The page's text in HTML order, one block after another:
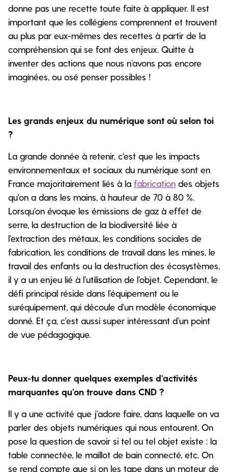
donne pas une recette toute faite à appliquer. Il est
important que les collégiens comprennent et trouvent
au plus par eux-mêmes des recettes à partir de la
compréhension qui se font des enjeux. Quitte à
inventer des actions que nous n’avons pas encore
imaginées, ou osé penser possibles !
Les grands enjeux du numérique sont où selon toi
?
La grande donnée à retenir, c'est que les impacts
environnementaux et sociaux du numérique sont en
France majoritairement liés à la fabrication des objets
qu'on a dans les mains, à hauteur de 70 à 80 %.
Lorsqu’on évoque les émissions de gaz à effet de
serre, la destruction de la biodiversité liée à
l’extraction des métaux, les conditions sociales de
fabrication, les conditions de travail dans les mines, le
travail des enfants ou la destruction des écosystèmes,
il y a un enjeu lié à l’utilisation de l’objet. Cependant, le
défi principal réside dans l’équipement ou le
suréquipement, qui découle d’un modèle économique
donné. Et ça, c'est aussi super intéressant d’un point
de vue pédagogique.
Peux-tu donner quelques exemples d’activités
marquantes qu’on trouve dans CND ?
Il y a une activité que j'adore faire, dans laquelle on va
parler des objets numériques qui nous entourent. On
pose la question de savoir si tel ou tel objet existe : la
table connectée, le maillot de bain connecté, etc. On
se rend compte que si on les tape dans un moteur de